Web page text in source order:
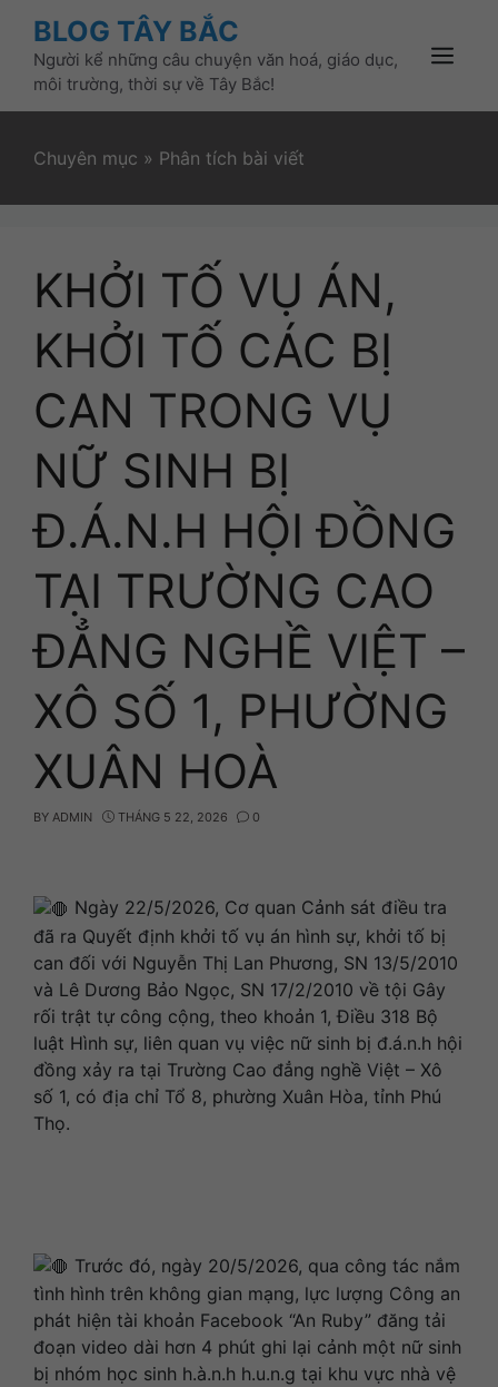
content
BLOG TÂY BẮC
Người kể những câu chuyện văn hoá, giáo dục,
môi trường, thời sự về Tây Bắc!
Menu
Chuyên mục » Phân tích bài viết
KHỞI TỐ VỤ ÁN,
KHỞI TỐ CÁC BỊ
CAN TRONG VỤ
NỮ SINH BỊ
Đ.Á.N.H HỘI ĐỒNG
TẠI TRƯỜNG CAO
ĐẲNG NGHỀ VIỆT –
XÔ SỐ 1, PHƯỜNG
XUÂN HOÀ
BY ADMIN THÁNG 5 22, 2026 0
Ngày 22/5/2026, Cơ quan Cảnh sát điều tra
đã ra Quyết định khởi tố vụ án hình sự, khởi tố bị
can đối với Nguyễn Thị Lan Phương, SN 13/5/2010
và Lê Dương Bảo Ngọc, SN 17/2/2010 về tội Gây
rối trật tự công cộng, theo khoản 1, Điều 318 Bộ
luật Hình sự, liên quan vụ việc nữ sinh bị đ.á.n.h hội
đồng xảy ra tại Trường Cao đẳng nghề Việt – Xô
số 1, có địa chỉ Tổ 8, phường Xuân Hòa, tỉnh Phú
Thọ.
Trước đó, ngày 20/5/2026, qua công tác nắm
tình hình trên không gian mạng, lực lượng Công an
phát hiện tài khoản Facebook “An Ruby” đăng tải
đoạn video dài hơn 4 phút ghi lại cảnh một nữ sinh
bị nhóm học sinh h.à.n.h h.u.n.g tại khu vực nhà vệ